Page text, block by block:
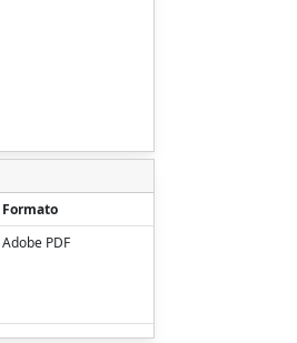
Formato
Adobe PDF